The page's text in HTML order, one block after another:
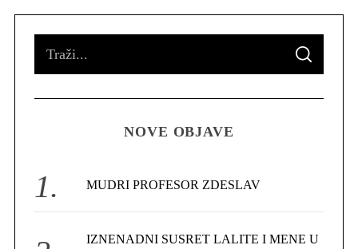
o
S
A
C
NOVE OBJAVE
MUDRI PROFESOR ZDESLAV
IZNENADNI SUSRET LALITE I MENE U